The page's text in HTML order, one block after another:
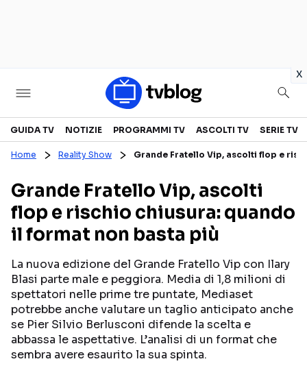
x
Televisione
CANALI TV
PROGRAMMI TV
PERSONAGGI TV
SERIE TV
REALITY SHOW
FICTION
Streaming
NETFLIX
AMAZON PRIME VIDEO
MEDIASET INFINITY
DAZN
GUIDA TV NOTIZIE PROGRAMMI TV ASCOLTI TV SERIE TV
Home Reality Show Grande Fratello Vip, ascolti flop e
Grande Fratello Vip, ascolti
flop e rischio chiusura: quando
il format non basta più
La nuova edizione del Grande Fratello Vip con Ilary
Blasi parte male e peggiora. Media di 1,8 milioni di
spettatori nelle prime tre puntate, Mediaset
potrebbe anche valutare un taglio anticipato anche
se Pier Silvio Berlusconi difende la scelta e
abbassa le aspettative. L’analisi di un format che
sembra avere esaurito la sua spinta.